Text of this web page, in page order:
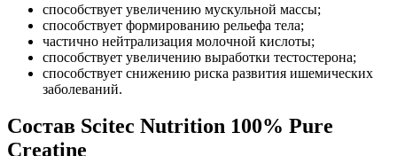
способствует увеличению мускульной массы;
способствует формированию рельефа тела;
частично нейтрализация молочной кислоты;
способствует увеличению выработки тестостерона;
способствует снижению риска развития ишемических
заболеваний.
Состав Scitec Nutrition 100% Pure
Creatine